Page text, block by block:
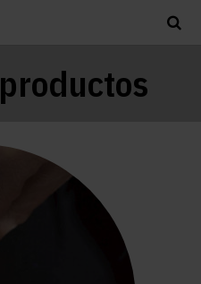
productos